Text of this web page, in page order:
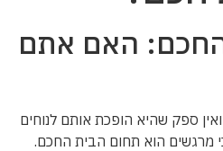
האם אתם
ספק שהיא הופכת אותם לנוחים
מרגשים הוא תחום הבית החכם.